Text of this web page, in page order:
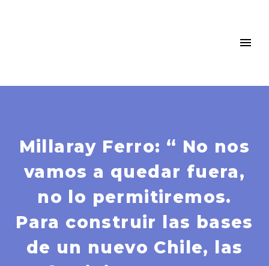
Millaray Ferro: “ No nos
vamos a quedar fuera,
no lo permitiremos.
Para construir las bases
de un nuevo Chile, las